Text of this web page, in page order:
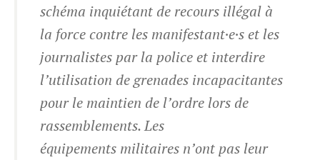
schéma inquiétant de recours illégal à
la force contre les manifestant·e·s et les
journalistes par la police et interdire
l’utilisation de grenades incapacitantes
pour le maintien de l’ordre lors de
rassemblements. Les
équipements militaires n’ont pas leur